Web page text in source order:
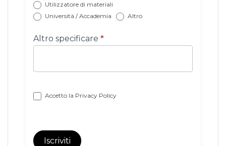
Utilizzatore di materiali
Università / Accademia
Altro
Altro specificare *
Accetto la Privacy Policy
Iscriviti